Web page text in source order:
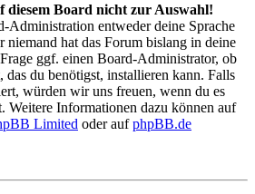
diesem Board nicht zur Auswahl!
Administration entweder deine Sprache
niemand hat das Forum bislang in deine
ggf. einen Board-Administrator, ob
das du benötigst, installieren kann. Falls
würden wir uns freuen, wenn du es
Weitere Informationen dazu können auf
Limited oder aufphpBB.de